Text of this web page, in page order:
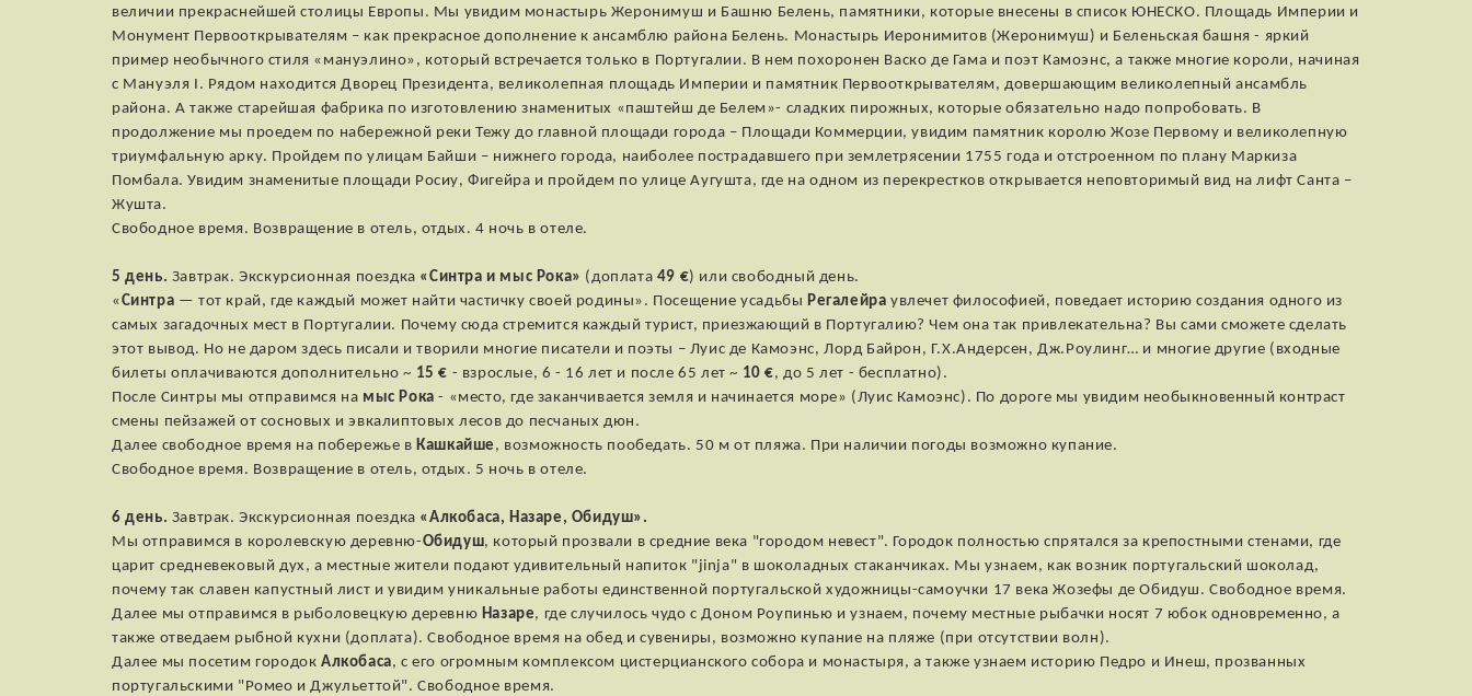
величии прекраснейшей столицы Европы. Мы увидим монастырь Жеронимуш и Башню Белень, памятники, которые внесены в список ЮНЕСКО. Площадь Империи и
Монумент Первооткрывателям – как прекрасное дополнение к ансамблю района Белень. Монастырь Иеронимитов (Жеронимуш) и Беленьская башня - яркий
пример необычного стиля «мануэлино», который встречается только в Португалии. В нем похоронен Васко де Гама и поэт Камоэнс, а также многие короли, начиная
с Мануэля I. Рядом находится Дворец Президента, великолепная площадь Империи и памятник Первооткрывателям, довершающим великолепный ансамбль
района. А также старейшая фабрика по изготовлению знаменитых «паштейш де Белем»- сладких пирожных, которые обязательно надо попробовать. В
продолжение мы проедем по набережной реки Тежу до главной площади города – Площади Коммерции, увидим памятник королю Жозе Первому и великолепную
триумфальную арку. Пройдем по улицам Байши – нижнего города, наиболее пострадавшего при землетрясении 1755 года и отстроенном по плану Маркиза
Помбала. Увидим знаменитые площади Росиу, Фигейра и пройдем по улице Аугушта, где на одном из перекрестков открывается неповторимый вид на лифт Санта –
Жушта.
Свободное время. Возвращение в отель, отдых. 4 ночь в отеле.
5 день. Завтрак. Экскурсионная поездка «Синтра и мыс Рока» (доплата 49 €) или свободный день.
«Синтра — тот край, где каждый может найти частичку своей родины». Посещение усадьбы Регалейра увлечет философией, поведает историю создания одного из
самых загадочных мест в Португалии. Почему сюда стремится каждый турист, приезжающий в Португалию? Чем она так привлекательна? Вы сами сможете сделать
этот вывод. Но не даром здесь писали и творили многие писатели и поэты – Луис де Камоэнс, Лорд Байрон, Г.Х.Андерсен, Дж.Роулинг… и многие другие (входные
билеты оплачиваются дополнительно ~ 15 € - взрослые, 6 - 16 лет и после 65 лет ~ 10 €, до 5 лет - бесплатно).
После Синтры мы отправимся на мыс Рока - «место, где заканчивается земля и начинается море» (Луис Камоэнс). По дороге мы увидим необыкновенный контраст
смены пейзажей от сосновых и эвкалиптовых лесов до песчаных дюн.
Далее свободное время на побережье в Кашкайше, возможность пообедать. 50 м от пляжа. При наличии погоды возможно купание.
Свободное время. Возвращение в отель, отдых. 5 ночь в отеле.
6 день. Завтрак. Экскурсионная поездка «Алкобаса, Назаре, Обидуш».
Мы отправимся в королевскую деревню-Обидуш, который прозвали в средние века "городом невест". Городок полностью спрятался за крепостными стенами, где
царит средневековый дух, а местные жители подают удивительный напиток "jinja" в шоколадных стаканчиках. Мы узнаем, как возник португальский шоколад,
почему так славен капустный лист и увидим уникальные работы единственной португальской художницы-самоучки 17 века Жозефы де Обидуш. Свободное время.
Далее мы отправимся в рыболовецкую деревню Назаре, где случилось чудо с Доном Роупинью и узнаем, почему местные рыбачки носят 7 юбок одновременно, а
также отведаем рыбной кухни (доплата). Свободное время на обед и сувениры, возможно купание на пляже (при отсутствии волн).
Далее мы посетим городок Алкобаса, с его огромным комплексом цистерцианского собора и монастыря, а также узнаем историю Педро и Инеш, прозванных
португальскими "Ромео и Джульеттой". Свободное время.